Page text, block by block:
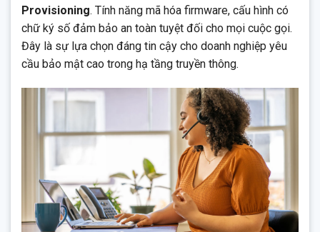
Provisioning. Tính năng mã hóa firmware, cấu hình có
chữ ký số đảm bảo an toàn tuyệt đối cho mọi cuộc gọi.
Đây là sự lựa chọn đáng tin cậy cho doanh nghiệp yêu
cầu bảo mật cao trong hạ tầng truyền thông.